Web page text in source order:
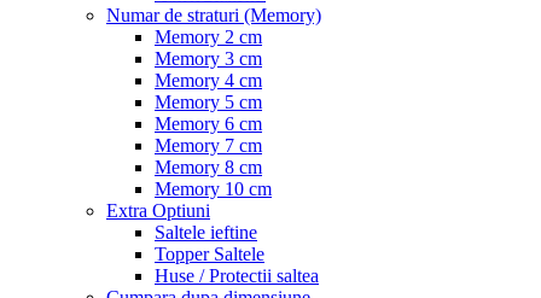
Numar de straturi (Memory)
Memory 2 cm
Memory 3 cm
Memory 4 cm
Memory 5 cm
Memory 6 cm
Memory 7 cm
Memory 8 cm
Memory 10 cm
Extra Optiuni
Saltele ieftine
Topper Saltele
Huse / Protectii saltea